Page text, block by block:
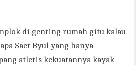
di genting rumah gitu kalau
Saet Byul yang hanya
atletis kekuatannya kayak